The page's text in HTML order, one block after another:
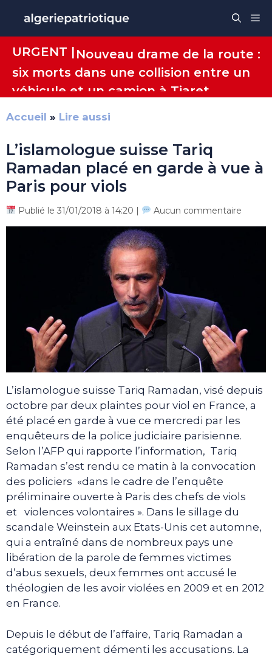
contenu
URGENT | Nouveau drame de la route :
six morts dans une collision entre un
véhicule et un camion à Tiaret
Accueil » Lire aussi
L’islamologue suisse Tariq
Ramadan placé en garde à vue à
Paris pour viols
Publié le 31/01/2018 à 14:20 | Aucun commentaire
L’islamologue suisse Tariq Ramadan, visé depuis
octobre par deux plaintes pour viol en France, a
été placé en garde à vue ce mercredi par les
enquêteurs de la police judiciaire parisienne.
Selon l’AFP qui rapporte l’information, Tariq
Ramadan s’est rendu ce matin à la convocation
des policiers «dans le cadre de l’enquête
préliminaire ouverte à Paris des chefs de viols
et violences volontaires ». Dans le sillage du
scandale Weinstein aux Etats-Unis cet automne,
qui a entraîné dans de nombreux pays une
libération de la parole de femmes victimes
d’abus sexuels, deux femmes ont accusé le
théologien de les avoir violées en 2009 et en 2012
en France.
Depuis le début de l’affaire, Tariq Ramadan a
catégoriquement démenti les accusations. La